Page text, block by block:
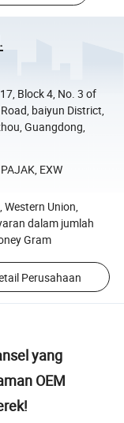
Block 4, No. 3 of
baiyun District,
Guangdong,
EXW
Western Union,
dalam jumlah
Gram
Perusahaan
yang
OEM